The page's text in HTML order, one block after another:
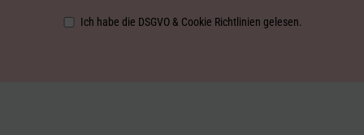
Ich habe die DSGVO & Cookie Richtlinien gelesen.